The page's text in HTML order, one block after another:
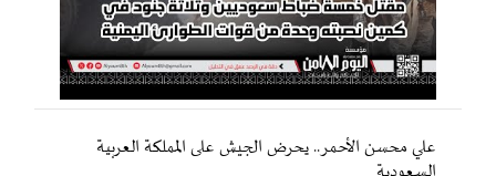
علي محسن الأحمر.. يحرض الجيش على المملكة العربية